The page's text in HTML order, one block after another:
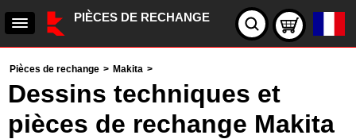
PIÈCES DE RECHANGE
Pièces de rechange > Makita >
Dessins techniques et
pièces de rechange Makita